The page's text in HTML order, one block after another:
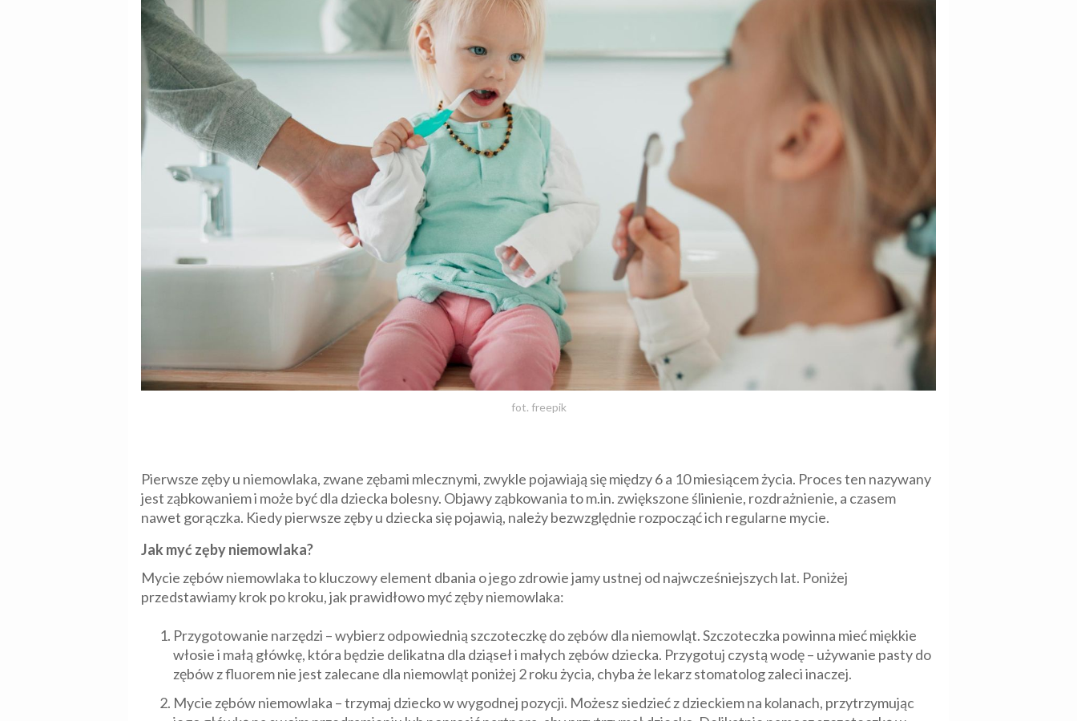
fot. freepik
Pierwsze zęby u niemowlaka, zwane zębami mlecznymi, zwykle pojawiają się między 6 a 10 miesiącem życia. Proces ten nazywany
jest ząbkowaniem i może być dla dziecka bolesny. Objawy ząbkowania to m.in. zwiększone ślinienie, rozdrażnienie, a czasem
nawet gorączka. Kiedy pierwsze zęby u dziecka się pojawią, należy bezwzględnie rozpocząć ich regularne mycie.
Jak myć zęby niemowlaka?
Mycie zębów niemowlaka to kluczowy element dbania o jego zdrowie jamy ustnej od najwcześniejszych lat. Poniżej
przedstawiamy krok po kroku, jak prawidłowo myć zęby niemowlaka:
Przygotowanie narzędzi – wybierz odpowiednią szczoteczkę do zębów dla niemowląt. Szczoteczka powinna mieć miękkie
włosie i małą główkę, która będzie delikatna dla dziąseł i małych zębów dziecka. Przygotuj czystą wodę – używanie pasty do
zębów z fluorem nie jest zalecane dla niemowląt poniżej 2 roku życia, chyba że lekarz stomatolog zaleci inaczej.
Mycie zębów niemowlaka – trzymaj dziecko w wygodnej pozycji. Możesz siedzieć z dzieckiem na kolanach, przytrzymując